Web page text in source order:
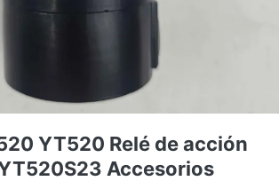
YT520 Relé de acción
Accesorios